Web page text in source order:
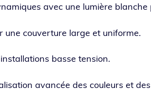
avec une lumière blanche
une cou­ver­ture large et uniforme.
basse tension.
avan­cée des cou­leurs et